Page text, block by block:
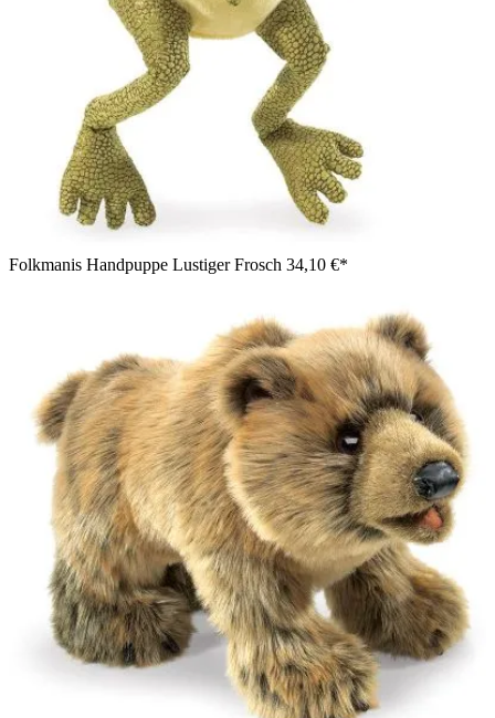
Folkmanis Handpuppe Lustiger Frosch 34,10 €*